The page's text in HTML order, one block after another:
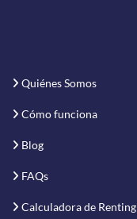
Quiénes Somos
Cómo funciona
Blog
FAQs
Calculadora de Renting